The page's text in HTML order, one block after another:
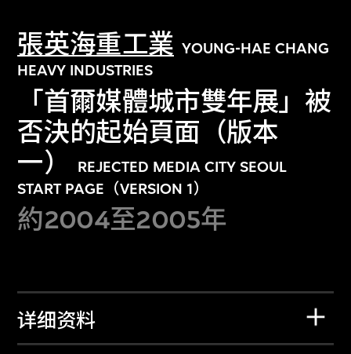
張英海重工業 YOUNG-HAE CHANG
HEAVY INDUSTRIES
「首爾媒體城市雙年展」被
否決的起始頁面（版本
一）
REJECTED MEDIA CITY SEOUL
START PAGE（VERSION 1）
約2004至2005年
详细资料